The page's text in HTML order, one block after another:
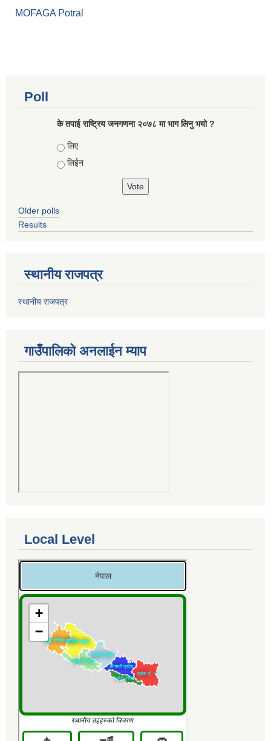
MOFAGA Potral
Poll
के तपाई राष्ट्रिय जनगणना २०७८ मा भाग लिनु भयो ?
Choices
लिए
लिईन
Older polls
Results
स्थानीय राजपत्र
स्थानीय राजपत्र
गाउँपालिको अनलाईन म्याप
Local Level